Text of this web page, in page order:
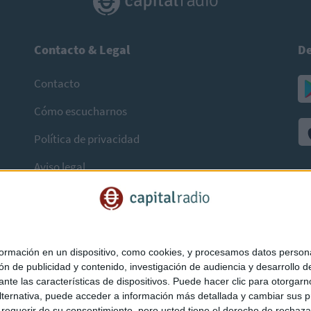
en un dispositivo, como cookies, y procesamos datos
de publicidad y contenido, investigación de audiencia y desarrollo
las características de dispositivos. Puede hacer clic para
puede acceder a información más detallada y cambiar sus
Contacto & Legal
Contacto
Cómo escucharnos
Política de privacidad
Aviso legal